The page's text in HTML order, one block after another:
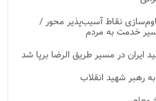
نقاط آسیب‌پذیر محور /
خدمت به مردم
رهبر شهید انقلاب